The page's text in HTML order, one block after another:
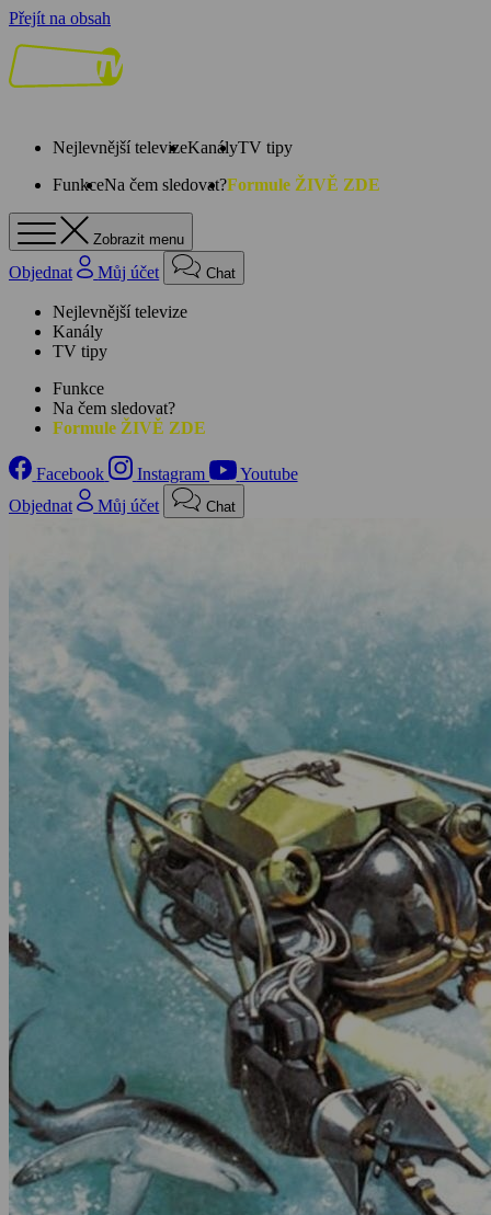
Přejít na obsah
Nejlevnější televizeKanályTV tipy
FunkceNa čem sledovat?Formule ŽIVĚ ZDE
Zobrazit menu
Objednat Můj účet Chat
Nejlevnější televize
Kanály
TV tipy
Funkce
Na čem sledovat?
Formule ŽIVĚ ZDE
Facebook Instagram
Youtube
Objednat
Můj účet Chat